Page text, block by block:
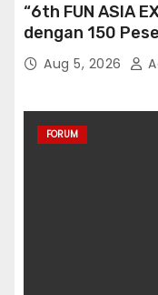
“6th FUN ASIA EXPO Indonesia 2026” Hadir
dengan 150
perkuat Industri Taman Rekreasi Ekosistem
Pariwisata di
Aug 5, 2026
FORUM